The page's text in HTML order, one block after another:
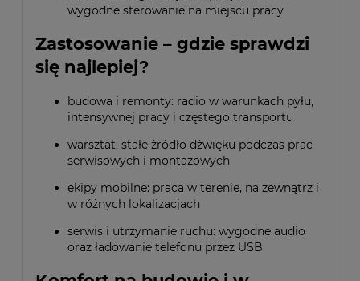
wygodne sterowanie na miejscu pracy
Zastosowanie – gdzie sprawdzi
się najlepiej?
budowa i remonty: radio w warunkach pyłu,
intensywnej pracy i częstego transportu
warsztat: stałe źródło dźwięku podczas prac
serwisowych i montażowych
ekipy mobilne: praca w terenie, na zewnątrz i
w różnych lokalizacjach
serwis i utrzymanie ruchu: wygodne audio
oraz ładowanie telefonu przez USB